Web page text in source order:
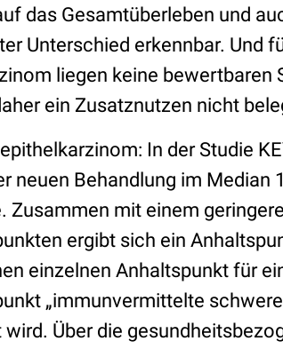
das Gesamtüberleben und
Unterschied erkennbar. Und
liegen keine bewertbaren
ein Zusatznutzen nicht
In der Studie
neuen Behandlung im Median
Zusammen mit einem
ergibt sich ein
einzelnen Anhaltspunkt für
„immunvermittelte
Über die